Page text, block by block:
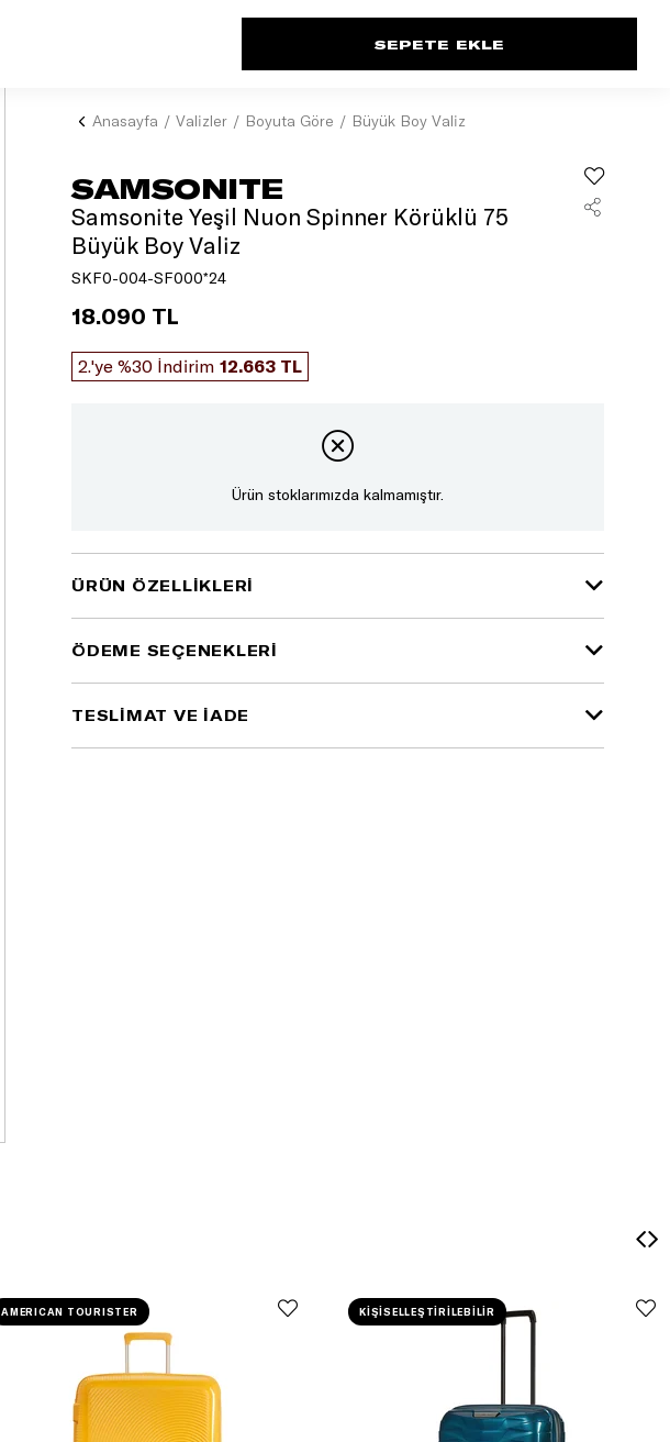
Anasayfa Valizler Boyuta Göre Büyük Boy Valiz
SAMSONITE
Samsonite Yeşil Nuon Spinner Körüklü 75
Büyük Boy Valiz
SKF0-004-SF000*24
18.090 TL
2.'ye %30 İndirim 12.663 TL
Ürün stoklarımızda kalmamıştır.
ÜRÜN ÖZELLIKLERI
ÖDEME SEÇENEKLERI
TESLİMAT VE İADE
AMERICAN TOURISTER KİŞİSELLEŞTİRİLEBİLİR